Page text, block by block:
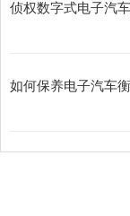
侦权数字式电子汽
如何保养电子汽车